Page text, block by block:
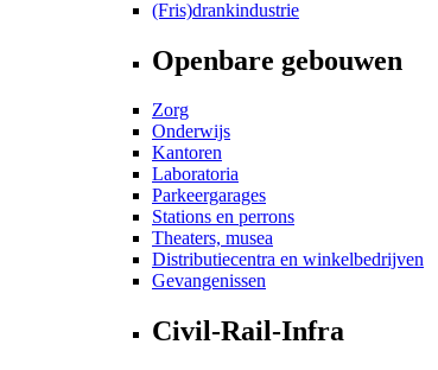
(Fris)drankindustrie
Openbare gebouwen
Zorg
Onderwijs
Kantoren
Laboratoria
Parkeergarages
Stations en perrons
Theaters, musea
Distributiecentra en winkelbedrijven
Gevangenissen
Civil-Rail-Infra